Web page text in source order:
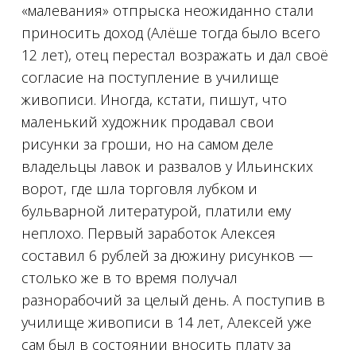
«малевания» отпрыска неожиданно стали
приносить доход (Алёше тогда было всего
12 лет), отец перестал возражать и дал своё
согласие на поступление в училище
живописи. Иногда, кстати, пишут, что
маленький художник продавал свои
рисунки за гроши, но на самом деле
владельцы лавок и развалов у Ильинских
ворот, где шла торговля лубком и
бульварной литературой, платили ему
неплохо. Первый заработок Алексея
составил 6 рублей за дюжину рисунков —
столько же в то время получал
разнорабочий за целый день. А поступив в
училище живописи в 14 лет, Алексей уже
сам был в состоянии вносить плату за